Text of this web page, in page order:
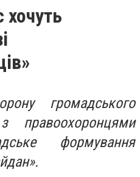
хочуть
громадського
правоохоронцями
формування